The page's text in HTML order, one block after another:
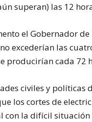
superan) las 12
el Gobernador
excederían las
producirían cada 72
civiles y políticas
los cortes de
con la difícil situación